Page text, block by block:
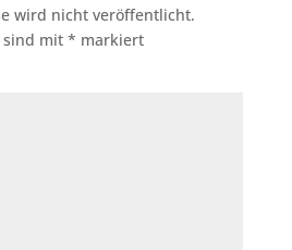
wird nicht veröffentlicht.
sind mit * markiert